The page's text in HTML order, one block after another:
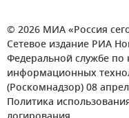
© 2026 МИА «Россия
Сетевое издание РИА
Федеральной службе по
информационных
(Роскомнадзор) 08
Политика